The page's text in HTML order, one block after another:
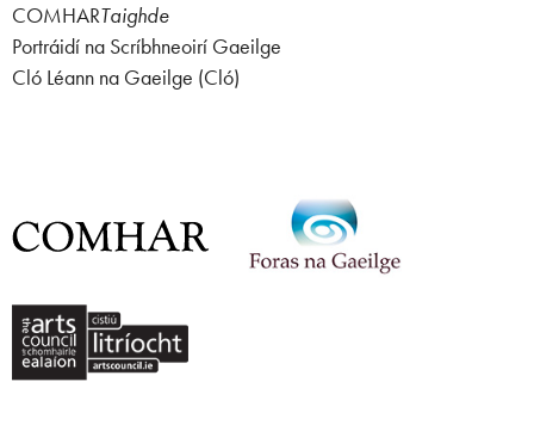
COMHARTaighde
Portráidí na Scríbhneoirí Gaeilge
Cló Léann na Gaeilge (Cló)